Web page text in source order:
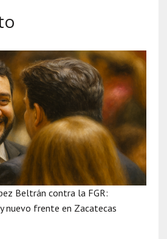
Beltrán contra la FGR:
nuevo frente en Zacatecas